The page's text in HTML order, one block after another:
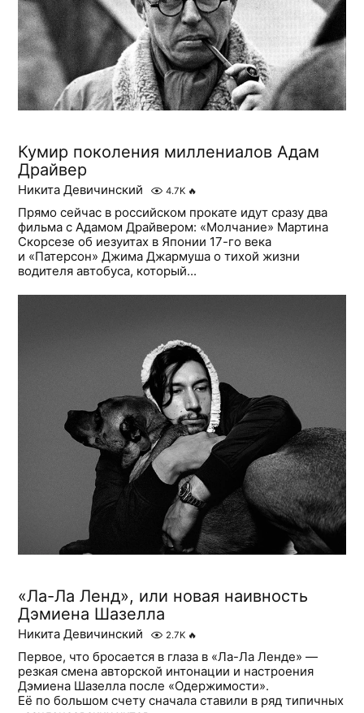
Кумир поколения миллениалов Адам
Драйвер
Никита Девичинский 4.7K 🔥
Прямо сейчас в российском прокате идут сразу два
фильма с Адамом Драйвером: «Молчание» Мартина
Скорсезе об иезуитах в Японии 17-го века
и «Патерсон» Джима Джармуша о тихой жизни
водителя автобуса, который...
«Ла-Ла Ленд», или новая наивность
Дэмиена Шазелла
Никита Девичинский 2.7K 🔥
Первое, что бросается в глаза в «Ла-Ла Ленде» —
резкая смена авторской интонации и настроения
Дэмиена Шазелла после «Одержимости».
Её по большом счету сначала ставили в ряд типичных